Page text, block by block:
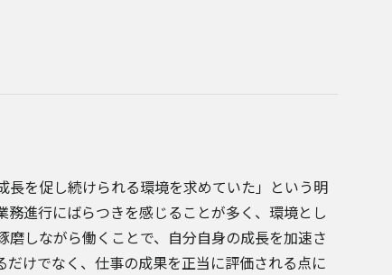
を促し続けられる環境を求めていた」という明
進行にばらつきを感じることが多く、環境とし
しながら働くことで、自分自身の成長を加速さ
けでなく、仕事の成果を正当に評価される点に